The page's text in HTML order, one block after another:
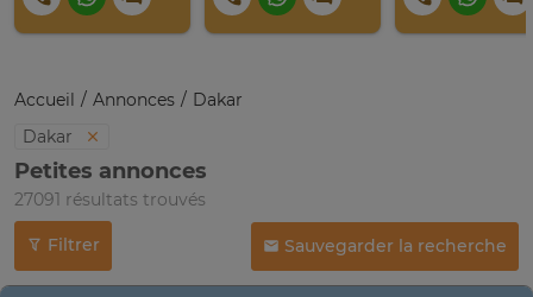
Accueil Annonces
Dakar
Dakar
Petites annonces
27091 résultats trouvés
Filtrer Sauvegarder la recherche